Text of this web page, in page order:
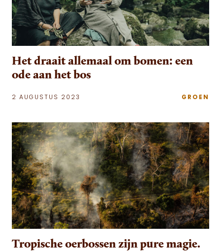
Het draait allemaal om bomen: een
ode aan het bos
2 AUGUSTUS 2023 GROEN
Tropische oerbossen zijn pure magie.